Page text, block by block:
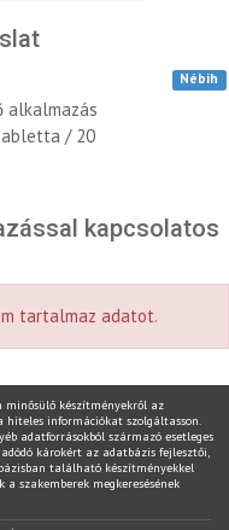
alkalmazás
/ 20
Nébih
kapcsolatos
tartalmaz adatot.
minősülő készítményekről az
hiteles információkat szolgáltasson.
adatforrásokból származó esetleges
károkért az adatbázis fejlesztői,
található készítményekkel
szakemberek megkeresésének